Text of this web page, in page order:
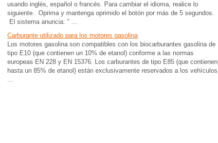
usando inglés, español o francés. Para cambiar el idioma, realice lo
siguiente. Oprima y mantenga oprimido el botón por más de 5 segundos.
El sistema anuncia: " ...
Carburante utilizado para los motores gasolina
Los motores gasolina son compatibles con los biocarburantes gasolina de
tipo E10 (que contienen un 10% de etanol) conforme a las normas
europeas EN 228 y EN 15376. Los carburantes de tipo E85 (que contienen
hasta un 85% de etanol) están exclusivamente reservados a los vehículos
...